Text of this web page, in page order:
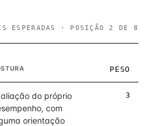
ESPERADAS · POSIÇÃO 2 DE 8
PESO
do próprio
com
orientação
3